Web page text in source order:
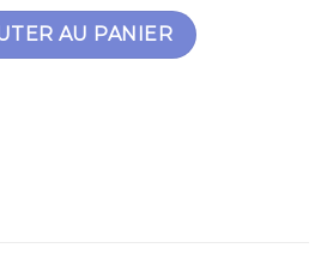
AU PANIER